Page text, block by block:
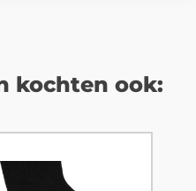
kochten ook: